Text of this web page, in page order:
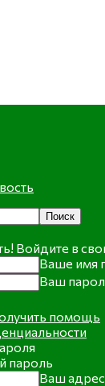
Войдите в
Ваше имя
Ваш
помощь
пароль
Ваш